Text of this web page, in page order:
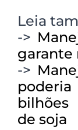
Leia
->
garante
->
bilhões
de soja